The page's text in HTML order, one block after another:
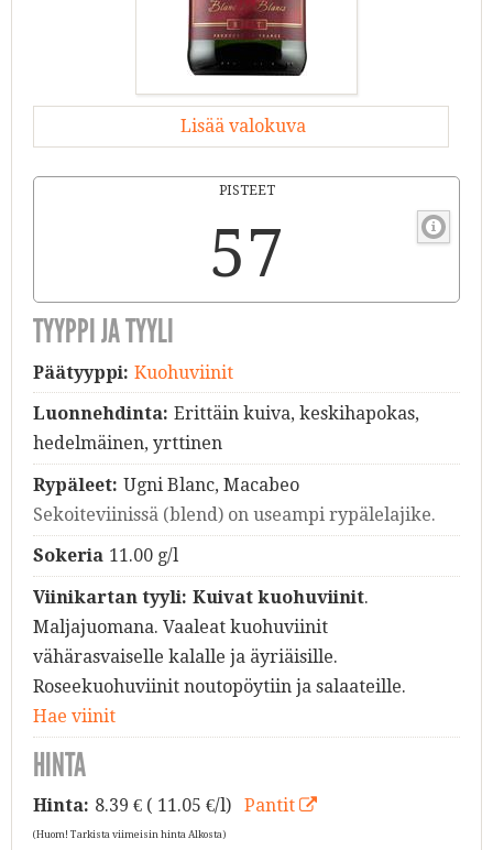
Lisää valokuva
PISTEET
57
TYYPPI JA TYYLI
Päätyyppi: Kuohuviinit
Luonnehdinta: Erittäin kuiva, keskihapokas,
hedelmäinen, yrttinen
Rypäleet: Ugni Blanc, Macabeo
Sekoiteviinissä (blend) on useampi rypälelajike.
Sokeria 11.00 g/l
Viinikartan tyyli: Kuivat kuohuviinit.
Maljajuomana. Vaaleat kuohuviinit
vähärasvaiselle kalalle ja äyriäisille.
Roseekuohuviinit noutopöytiin ja salaateille.
Hae viinit
HINTA
Hinta: 8.39 € ( 11.05 €/l) Pantit
(Huom! Tarkista viimeisin hinta Alkosta)